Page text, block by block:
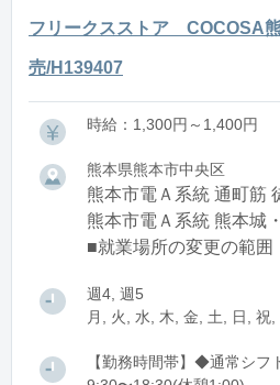
フリークスストア COCOSA
売/H139407
時給：1,300円～1,400円
熊本県熊本市中央区
熊本市電Ａ系統 通町筋
熊本市電Ａ系統 熊本城
■就業場所の変更の範囲
週4, 週5
月, 火, 水, 木, 金, 土, 日, 祝,
【勤務時間帯】◆通常シフ